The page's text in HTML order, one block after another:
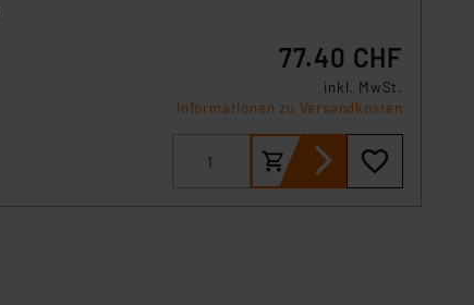
77.40 CHF
inkl. MwSt.
Informationen zu Versandkosten